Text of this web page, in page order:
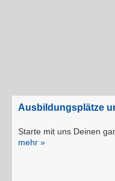
Ausbildungsplätze
Starte mit uns Deinen
mehr »